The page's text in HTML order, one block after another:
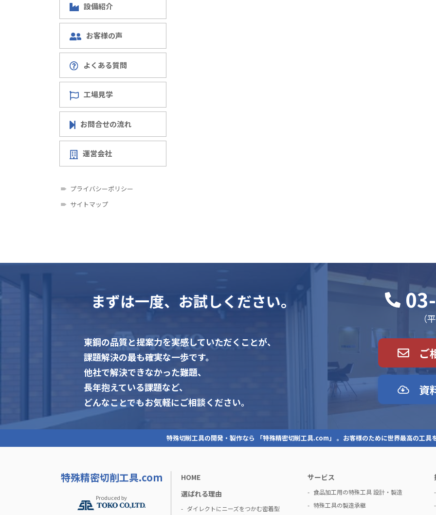
設備紹介
お客様の声
よくある質問
工場見学
お問合せの流れ
運営会社
プライバシーポリシー
サイトマップ
まずは一度、お試しください。
東鋼の品質と提案力を実感していただくことが、
課題解決の最も確実な一歩です。
他社で解決できなかった難題、
長年抱えている課題など、
どんなことでもお気軽にご相談ください。
（
ご
資
特殊切削工具の開発・製作なら 「特殊精密切削工具.com」 。お客様のために世界最高の工具
特殊精密切削工具.com
Produced by
HOME
選ばれる理由
ダイレクトにニーズをつかむ密着型
サービス
食品加工用の特殊工具 設計・製造
特殊工具の製造承継